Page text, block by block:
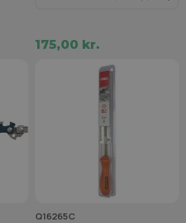
175,00 kr.
Q16265C